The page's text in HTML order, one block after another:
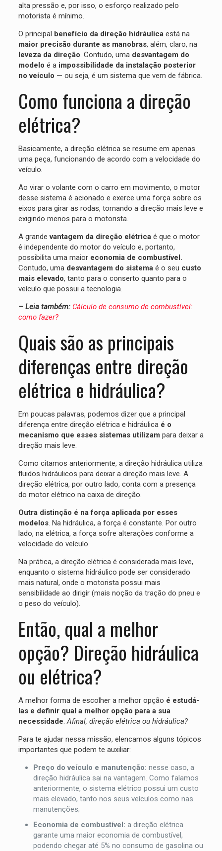
alta pressão e, por isso, o esforço realizado pelo
motorista é mínimo.
O principal benefício da direção hidráulica está na
maior precisão durante as manobras, além, claro, na
leveza da direção. Contudo, uma desvantagem do
modelo é a impossibilidade da instalação posterior
no veículo — ou seja, é um sistema que vem de fábrica.
Como funciona a direção
elétrica?
Basicamente, a direção elétrica se resume em apenas
uma peça, funcionando de acordo com a velocidade do
veículo.
Ao virar o volante com o carro em movimento, o motor
desse sistema é acionado e exerce uma força sobre os
eixos para girar as rodas, tornando a direção mais leve e
exigindo menos para o motorista.
A grandevantagem da direção elétricaé que o motor
é independente do motor do veículo e, portanto,
possibilita uma maior economia de combustível.
Contudo, uma desvantagem do sistemaé o seu custo
mais elevado, tanto para o conserto quanto para o
veículo que possui a tecnologia.
– Leia também: Cálculo de consumo de combustível:
como fazer?
Quais são as principais
diferenças entre direção
elétrica e hidráulica?
Em poucas palavras, podemos dizer que a principal
diferença entre direção elétrica e hidráulica é o
mecanismo que esses sistemas utilizam para deixar a
direção mais leve.
Como citamos anteriormente, a direção hidráulica utiliza
fluidos hidráulicos para deixar a direção mais leve. A
direção elétrica, por outro lado, conta com a presença
do motor elétrico na caixa de direção.
Outra distinção é na força aplicada por esses
modelos. Na hidráulica, a força é constante. Por outro
lado, na elétrica, a força sofre alterações conforme a
velocidade do veículo.
Na prática, a direção elétrica é considerada mais leve,
enquanto o sistema hidráulico pode ser considerado
mais natural, onde o motorista possui mais
sensibilidade ao dirigir (mais noção da tração do pneu e
o peso do veículo).
Então, qual a melhor
opção? Direção hidráulica
ou elétrica?
A melhor forma de escolher a melhor opção é estudá-
las e definir qual a melhor opção para a sua
necessidade.Afinal, direção elétrica ou hidráulica?
Para te ajudar nessa missão, elencamos alguns tópicos
importantes que podem te auxiliar:
Preço do veículo e manutenção: nesse caso, a
direção hidráulica sai na vantagem. Como falamos
anteriormente, o sistema elétrico possui um custo
mais elevado, tanto nos seus veículos como nas
manutenções;
Economia de combustível: a direção elétrica
garante uma maior economia de combustível,
podendo chegar até 5% no consumo de gasolina ou